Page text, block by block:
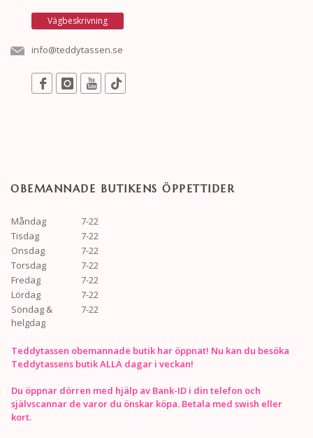
Vägbeskrivning
info@teddytassen.se
OBEMANNADE BUTIKENS ÖPPETTIDER
Måndag
7-22
Tisdag
7-22
Onsdag
7-22
Torsdag
7-22
Fredag
7-22
Lördag
7-22
Söndag &
helgdag
7-22
Teddytassen obemannade butik har öppnat! Nu kan du besöka
Teddytassens butik ALLA dagar i veckan!
Du öppnar dörren med hjälp av Bank-ID i din telefon och
självscannar de varor du önskar köpa. Betala med swish eller
kort.